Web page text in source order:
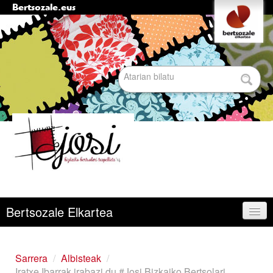
Bertsozale.eus
Edukira
salto
nabigazioara
Tresna
pertsonalak
Bilatu atarian
Bilaketa
aurreratua…
Bertsozale Elkartea
Sarrera / Albisteak /